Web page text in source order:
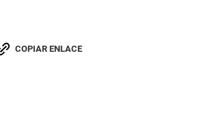
COPIAR ENLACE